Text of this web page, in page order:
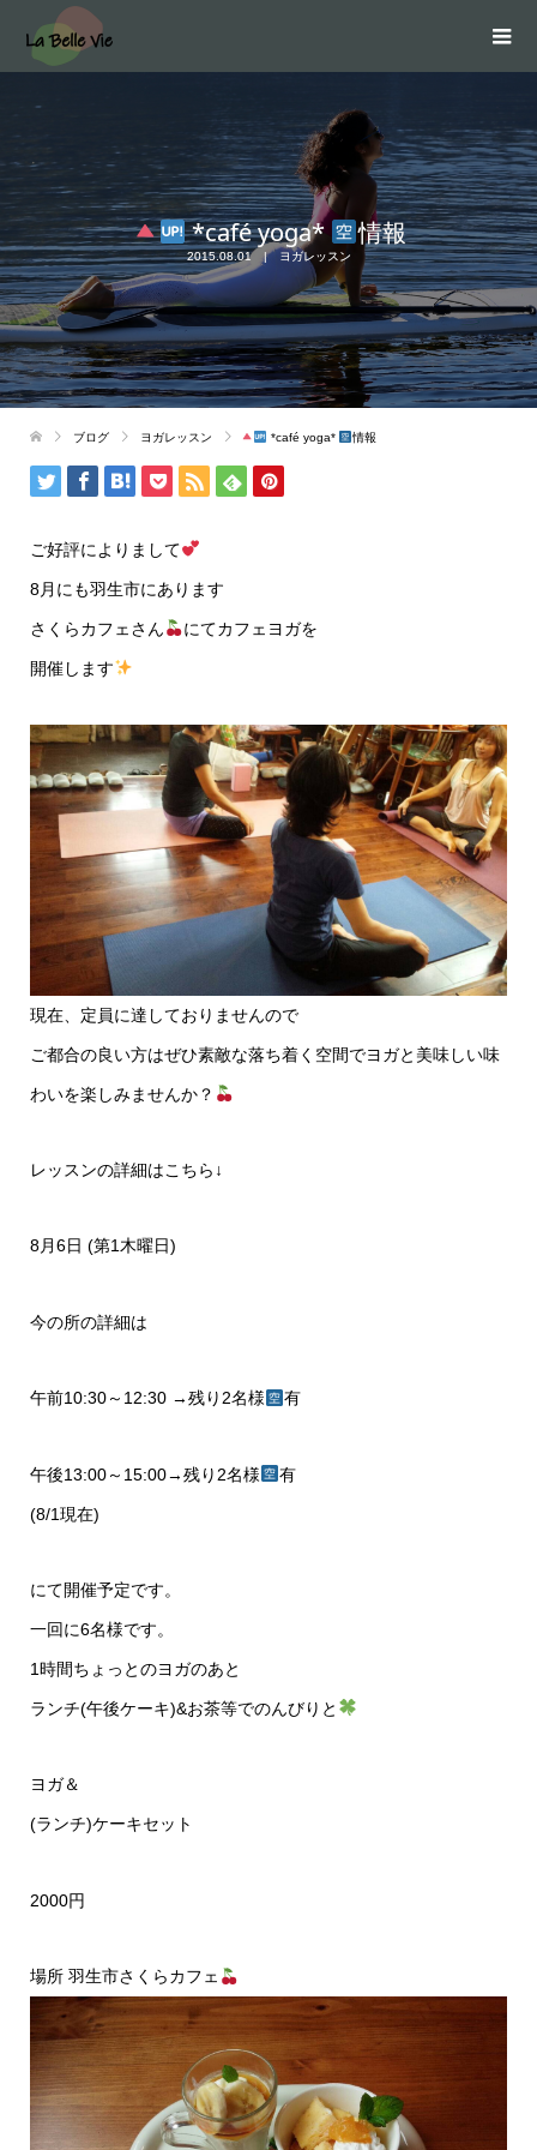
*café yoga* 情報
2015.08.01 ヨガレッスン
ブログ ヨガレッスン *café yoga* 情報
ご好評によりまして
8月にも羽生市にあります
さくらカフェさん にてカフェヨガを
開催します
現在、定員に達しておりませんので
ご都合の良い方はぜひ素敵な落ち着く空間でヨガと美味しい味
わいを楽しみませんか？
レッスンの詳細はこちら↓
8月6日 (第1木曜日)
今の所の詳細は
午前10:30～12:30 →残り2名様 有
午後13:00～15:00→残り2名様 有
(8/1現在)
にて開催予定です。
一回に6名様です。
1時間ちょっとのヨガのあと
ランチ(午後ケーキ)&お茶等でのんびりと
ヨガ＆
(ランチ)ケーキセット
2000円
場所 羽生市さくらカフェ